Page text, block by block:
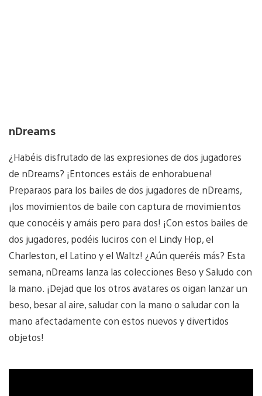
nDreams
¿Habéis disfrutado de las expresiones de dos jugadores
de nDreams? ¡Entonces estáis de enhorabuena!
Preparaos para los bailes de dos jugadores de nDreams,
¡los movimientos de baile con captura de movimientos
que conocéis y amáis pero para dos! ¡Con estos bailes de
dos jugadores, podéis luciros con el Lindy Hop, el
Charleston, el Latino y el Waltz! ¿Aún queréis más? Esta
semana, nDreams lanza las colecciones Beso y Saludo con
la mano. ¡Dejad que los otros avatares os oigan lanzar un
beso, besar al aire, saludar con la mano o saludar con la
mano afectadamente con estos nuevos y divertidos
objetos!